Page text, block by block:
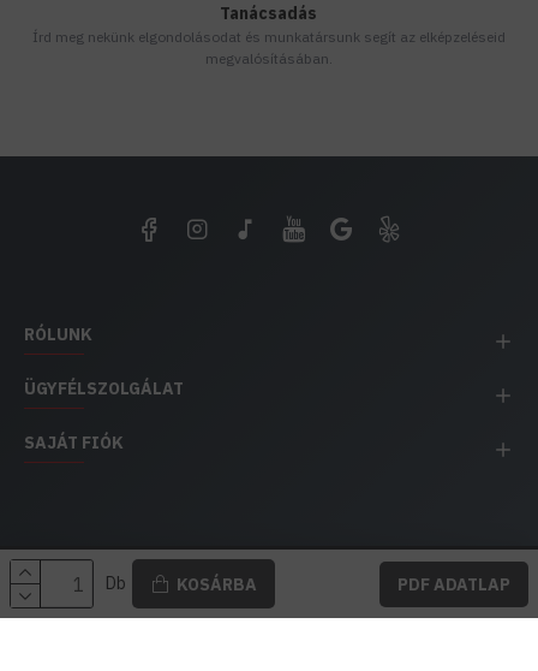
Db KOSÁRBA PDF ADATLAP
Tanácsadás
Írd meg nekünk elgondolásodat és munkatársunk segít az elképzeléseid
megvalósításában.
RÓLUNK
ÜGYFÉLSZOLGÁLAT
SAJÁT FIÓK
EH IMPEX / Copyright © 1991-2025 Energia Háza